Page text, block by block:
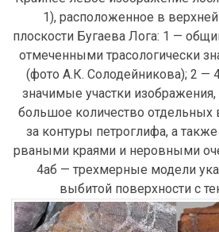
1), расположенное в
плоскости Бугаева Лога: 1 —
отмеченными трасологически
(фото А.К. Солодейникова); 2 —
значимые участки
большое количество
за контуры петроглифа, а
рваными краями и неровными
4аб — трехмерные модели
выбитой поверхности с